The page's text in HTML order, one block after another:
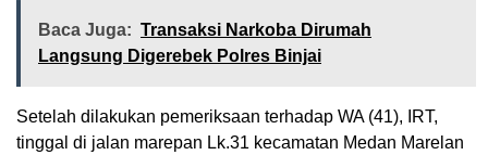
Baca Juga: Transaksi Narkoba Dirumah
Langsung Digerebek Polres Binjai
Setelah dilakukan pemeriksaan terhadap WA (41), IRT,
tinggal di jalan marepan Lk.31 kecamatan Medan Marelan